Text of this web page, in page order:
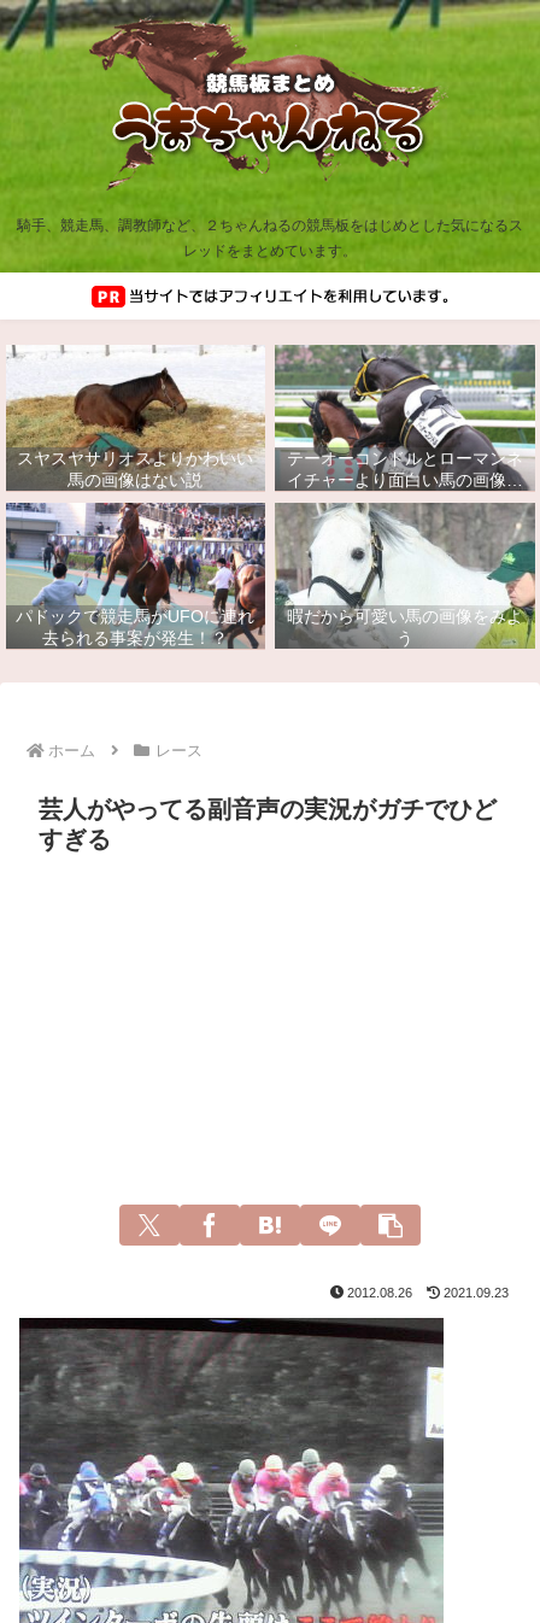
騎手、競走馬、調教師など、２ちゃんねるの競馬板をはじめとした気になるス
レッドをまとめています。
スヤスヤサリオスよりかわいい
馬の画像はない説
テーオーコンドルとローマンネ
イチャーより面白い馬の画像っ
てあるの？
パドックで競走馬がUFOに連れ
去られる事案が発生！？
暇だから可愛い馬の画像をみよ
う
ホーム レース
芸人がやってる副音声の実況がガチでひど
すぎる
2012.08.26 2021.09.23